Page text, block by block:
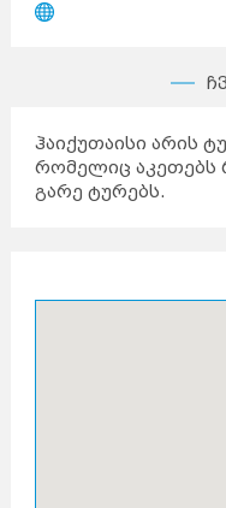
ჰაიქუთაისი არის
რომელიც აკეთებს
გარე ტურებს.